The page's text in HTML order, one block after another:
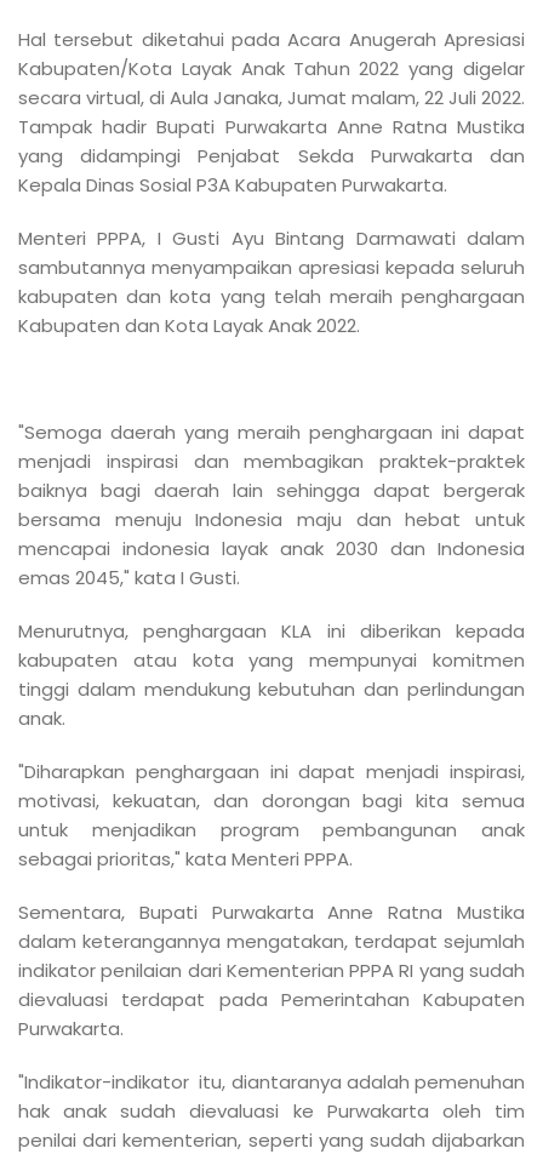
Hal tersebut diketahui pada Acara Anugerah Apresiasi
Kabupaten/Kota Layak Anak Tahun 2022 yang digelar
secara virtual, di Aula Janaka, Jumat malam, 22 Juli 2022.
Tampak hadir Bupati Purwakarta Anne Ratna Mustika
yang didampingi Penjabat Sekda Purwakarta dan
Kepala Dinas Sosial P3A Kabupaten Purwakarta.
Menteri PPPA, I Gusti Ayu Bintang Darmawati dalam
sambutannya menyampaikan apresiasi kepada seluruh
kabupaten dan kota yang telah meraih penghargaan
Kabupaten dan Kota Layak Anak 2022.
"Semoga daerah yang meraih penghargaan ini dapat
menjadi inspirasi dan membagikan praktek-praktek
baiknya bagi daerah lain sehingga dapat bergerak
bersama menuju Indonesia maju dan hebat untuk
mencapai indonesia layak anak 2030 dan Indonesia
emas 2045," kata I Gusti.
Menurutnya, penghargaan KLA ini diberikan kepada
kabupaten atau kota yang mempunyai komitmen
tinggi dalam mendukung kebutuhan dan perlindungan
anak.
"Diharapkan penghargaan ini dapat menjadi inspirasi,
motivasi, kekuatan, dan dorongan bagi kita semua
untuk menjadikan program pembangunan anak
sebagai prioritas," kata Menteri PPPA.
Sementara, Bupati Purwakarta Anne Ratna Mustika
dalam keterangannya mengatakan, terdapat sejumlah
indikator penilaian dari Kementerian PPPA RI yang sudah
dievaluasi terdapat pada Pemerintahan Kabupaten
Purwakarta.
"Indikator-indikator itu, diantaranya adalah pemenuhan
hak anak sudah dievaluasi ke Purwakarta oleh tim
penilai dari kementerian, seperti yang sudah dijabarkan